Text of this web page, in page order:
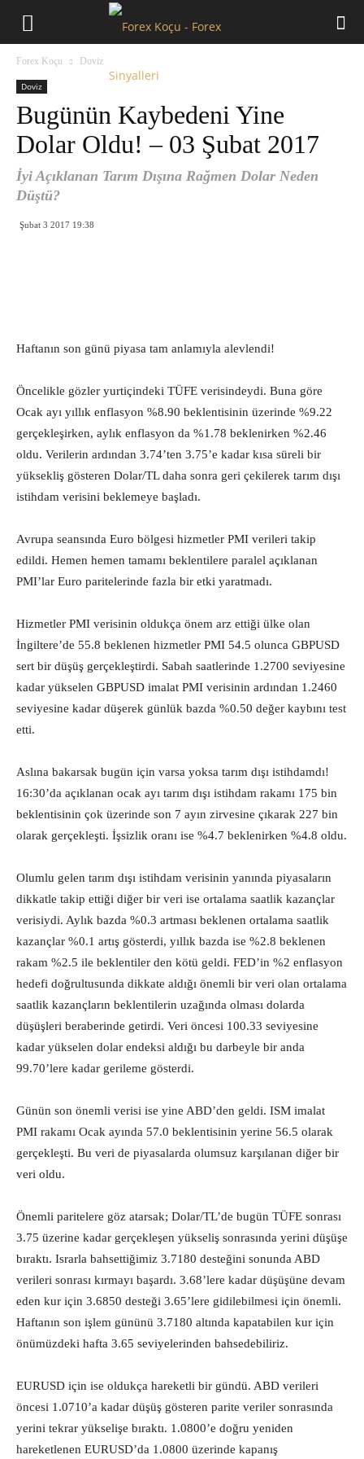
Forex Koçu Doviz
Doviz
Bugünün Kaybedeni Yine
Dolar Oldu! – 03 Şubat 2017
İyi Açıklanan Tarım Dışına Rağmen Dolar Neden
Düştü?
Şubat 3 2017 19:38
Haftanın son günü piyasa tam anlamıyla alevlendi!
Öncelikle gözler yurtiçindeki TÜFE verisindeydi. Buna göre
Ocak ayı yıllık enflasyon %8.90 beklentisinin üzerinde %9.22
gerçekleşirken, aylık enflasyon da %1.78 beklenirken %2.46
oldu. Verilerin ardından 3.74’ten 3.75’e kadar kısa süreli bir
yüksekliş gösteren Dolar/TL daha sonra geri çekilerek tarım dışı
istihdam verisini beklemeye başladı.
Avrupa seansında Euro bölgesi hizmetler PMI verileri takip
edildi. Hemen hemen tamamı beklentilere paralel açıklanan
PMI’lar Euro paritelerinde fazla bir etki yaratmadı.
Hizmetler PMI verisinin oldukça önem arz ettiği ülke olan
İngiltere’de 55.8 beklenen hizmetler PMI 54.5 olunca GBPUSD
sert bir düşüş gerçekleştirdi. Sabah saatlerinde 1.2700 seviyesine
kadar yükselen GBPUSD imalat PMI verisinin ardından 1.2460
seviyesine kadar düşerek günlük bazda %0.50 değer kaybını test
etti.
Aslına bakarsak bugün için varsa yoksa tarım dışı istihdamdı!
16:30’da açıklanan ocak ayı tarım dışı istihdam rakamı 175 bin
beklentisinin çok üzerinde son 7 ayın zirvesine çıkarak 227 bin
olarak gerçekleşti. İşsizlik oranı ise %4.7 beklenirken %4.8 oldu.
Olumlu gelen tarım dışı istihdam verisinin yanında piyasaların
dikkatle takip ettiği diğer bir veri ise ortalama saatlik kazançlar
verisiydi. Aylık bazda %0.3 artması beklenen ortalama saatlik
kazançlar %0.1 artış gösterdi, yıllık bazda ise %2.8 beklenen
rakam %2.5 ile beklentiler den kötü geldi. FED’in %2 enflasyon
hedefi doğrultusunda dikkate aldığı önemli bir veri olan ortalama
saatlik kazançların beklentilerin uzağında olması dolarda
düşüşleri beraberinde getirdi. Veri öncesi 100.33 seviyesine
kadar yükselen dolar endeksi aldığı bu darbeyle bir anda
99.70’lere kadar gerileme gösterdi.
Günün son önemli verisi ise yine ABD’den geldi. ISM imalat
PMI rakamı Ocak ayında 57.0 beklentisinin yerine 56.5 olarak
gerçekleşti. Bu veri de piyasalarda olumsuz karşılanan diğer bir
veri oldu.
Önemli paritelere göz atarsak; Dolar/TL’de bugün TÜFE sonrası
3.75 üzerine kadar gerçekleşen yükseliş sonrasında yerini düşüşe
bıraktı. Israrla bahsettiğimiz 3.7180 desteğini sonunda ABD
verileri sonrası kırmayı başardı. 3.68’lere kadar düşüşüne devam
eden kur için 3.6850 desteği 3.65’lere gidilebilmesi için önemli.
Haftanın son işlem gününü 3.7180 altında kapatabilen kur için
önümüzdeki hafta 3.65 seviyelerinden bahsedebiliriz.
EURUSD için ise oldukça hareketli bir gündü. ABD verileri
öncesi 1.0710’a kadar düşüş gösteren parite veriler sonrasında
yerini tekrar yükselişe bıraktı. 1.0800’e doğru yeniden
hareketlenen EURUSD’da 1.0800 üzerinde kapanış